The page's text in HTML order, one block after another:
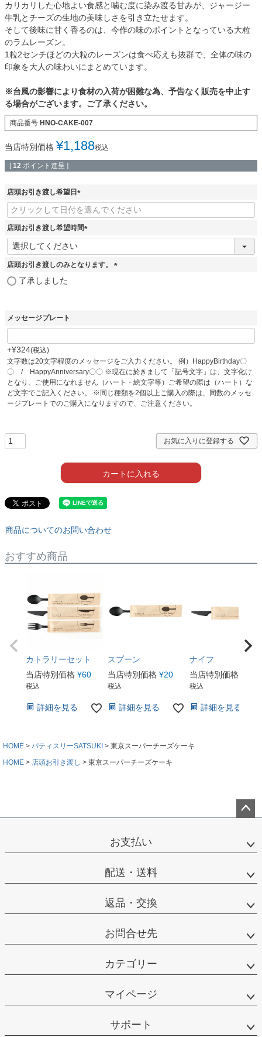
カリカリした心地よい食感と噛む度に染み渡る甘みが、ジャージー
牛乳とチーズの生地の美味しさを引き立たせます。
そして後味に甘く香るのは、今作の味のポイントとなっている大粒
のラムレーズン。
1粒2センチほどの大粒のレーズンは食べ応えも抜群で、全体の味の
印象を大人の味わいにまとめています。
※台風の影響により食材の入荷が困難な為、予告なく販売を中止す
る場合がございます。ご了承ください。
商品番号 HNO-CAKE-007
当店特別価格 ¥1,188税込
[ 12 ポイント進呈 ]
店頭お引き渡し希望日
(
必
須
)
店頭お引き渡し希望時間
(
須
店頭お引き渡しのみとなります。
了承しました
メッセージプレート
+¥324 税込
文字数は20文字程度のメッセージをご入力ください。 例）HappyBirthday〇
〇 / HappyAnniversary〇〇 ※現在に於きまして「記号文字」は、文字化け
となり、ご使用になれません（ハート・絵文字等）ご希望の際は（ハート）な
ど文字でご記入ください。 ※同じ種類を2個以上ご購入の際は、同数のメッセ
ージプレートでのご購入になりますので、ご注意ください。
お気に入りに登録する
カートに入れる
商品についてのお問い合わせ
おすすめ商品
カトラリーセット
当店特別価格 ¥60
税込
詳細を見る
スプーン
当店特別価格 ¥20
税込
詳細を見る
ナイフ
当店特別価格
税込
詳細を見る
HOME パティスリーSATSUKI
東京スーパーチーズケーキ
HOME
店頭お引き渡し 東京スーパーチーズケーキ
ップ
お支払い
配送・送料
返品・交換
お問合せ先
カテゴリー
マイページ
サポート